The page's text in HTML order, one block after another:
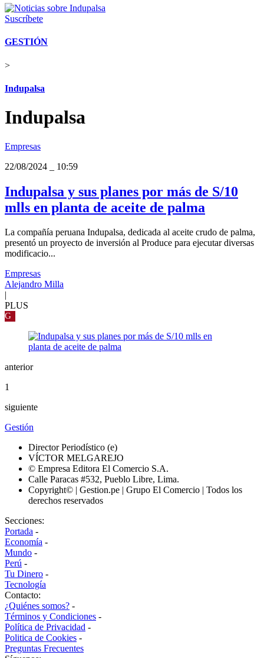
Suscríbete
GESTIÓN
>
Indupalsa
Indupalsa
Empresas
22/08/2024
10:59
Indupalsa y sus planes por más de S/10
mlls en planta de aceite de palma
La compañía peruana Indupalsa, dedicada al aceite crudo de palma,
presentó un proyecto de inversión al Produce para ejecutar diversas
modificacio...
Empresas
Alejandro Milla
PLUS
G
anterior
1
siguiente
Gestión
Director Periodístico (e)
VÍCTOR MELGAREJO
© Empresa Editora El Comercio S.A.
Calle Paracas #532, Pueblo Libre, Lima.
Copyright© | Gestion.pe | Grupo El Comercio | Todos los
derechos reservados
Secciones:
Portada -
Economía -
Mundo -
Perú -
Tu Dinero -
Tecnología
Contacto:
¿Quiénes somos? -
Términos y Condiciones -
Política de Privacidad -
Politica de Cookies -
Preguntas Frecuentes